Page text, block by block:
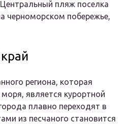
пляж поселка
черноморском побережье,
региона, которая
является курортной
плавно переходят в
из песчаного становится